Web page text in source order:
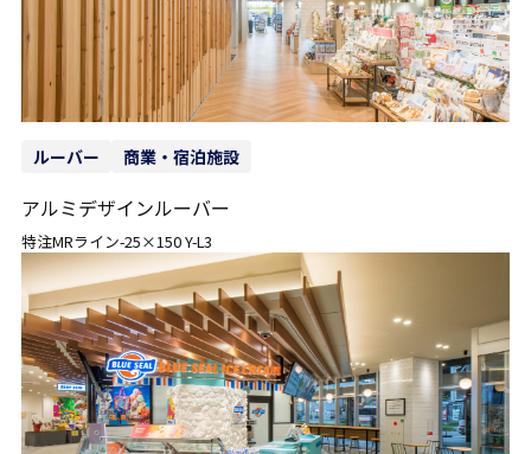
ルーバー 商業・宿泊施設
アルミデザインルーバー
特注MRライン-25×150 Y-L3